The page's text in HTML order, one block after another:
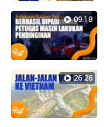
09:18
26:26